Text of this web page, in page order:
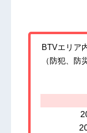
BTVエリア
（防犯、